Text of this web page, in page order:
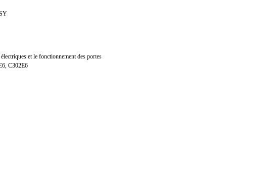
et le fonctionnement des portes
C302E6